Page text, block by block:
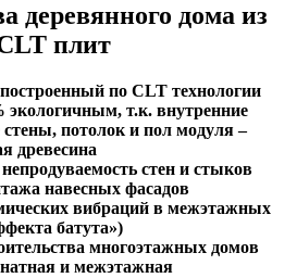
деревянного дома из
плит
по CLT технологии
экологичным, т.к. внутренние
потолок и пол модуля –
древесина
стен и стыков
навесных фасадов
вибраций в межэтажных
батута»)
многоэтажных домов
и межэтажная